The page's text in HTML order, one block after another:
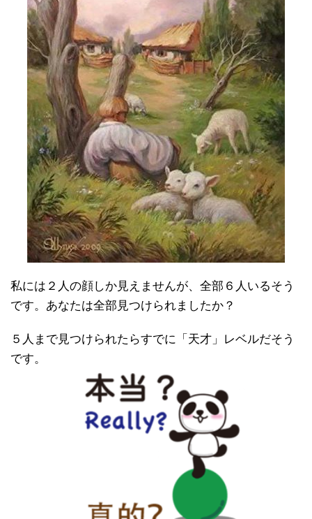
私には２人の顔しか見えませんが、全部６人いるそう
です。あなたは全部見つけられましたか？
５人まで見つけられたらすでに「天才」レベルだそう
です。